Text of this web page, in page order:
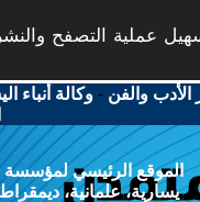
عملية التصفح
الأدب والفن -وكالة أنباء
الموقع الرئيسي لمؤسسة
يسارية، علمانية،